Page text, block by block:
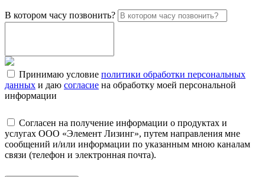
В котором часу позвонить?
Принимаю условие политики обработки персональных
данных и даю согласие на обработку моей персональной
информации
Согласен на получение информации о продуктах и
услугах ООО «Элемент Лизинг», путем направления мне
сообщений и/или информации по указанным мною каналам
связи (телефон и электронная почта).